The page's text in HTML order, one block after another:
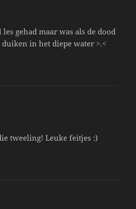
gehad maar was als de dood
duiken in het diepe water >.<
tweeling! Leuke feitjes :)